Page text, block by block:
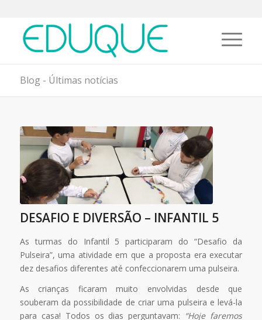
Blog - Últimas notícias
DESAFIO E DIVERSÃO – INFANTIL 5
As turmas do Infantil 5 participaram do “Desafio da
Pulseira”, uma atividade em que a proposta era executar
dez desafios diferentes até confeccionarem uma pulseira.
As crianças ficaram muito envolvidas desde que
souberam da possibilidade de criar uma pulseira e levá-la
para casa! Todos os dias perguntavam: “Hoje faremos